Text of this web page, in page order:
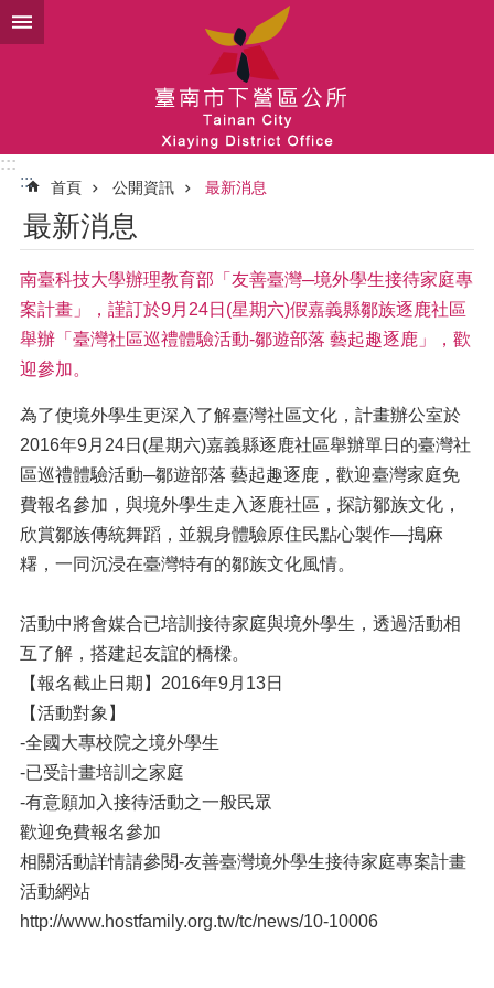
跳到主要內容區塊
:::
:::
首頁 公開資訊 最新消息
最新消息
南臺科技大學辦理教育部「友善臺灣─境外學生接待家庭專
案計畫」，謹訂於9月24日(星期六)假嘉義縣鄒族逐鹿社區
舉辦「臺灣社區巡禮體驗活動-鄒遊部落 藝起趣逐鹿」，歡
迎參加。
為了使境外學生更深入了解臺灣社區文化，計畫辦公室於
2016年9月24日(星期六)嘉義縣逐鹿社區舉辦單日的臺灣社
區巡禮體驗活動─鄒遊部落 藝起趣逐鹿，歡迎臺灣家庭免
費報名參加，與境外學生走入逐鹿社區，探訪鄒族文化，
欣賞鄒族傳統舞蹈，並親身體驗原住民點心製作—搗麻
糬，一同沉浸在臺灣特有的鄒族文化風情。
活動中將會媒合已培訓接待家庭與境外學生，透過活動相
互了解，搭建起友誼的橋樑。
【報名截止日期】2016年9月13日
【活動對象】
-全國大專校院之境外學生
-已受計畫培訓之家庭
-有意願加入接待活動之一般民眾
歡迎免費報名參加
相關活動詳情請參閱-友善臺灣境外學生接待家庭專案計畫
活動網站
http://www.hostfamily.org.tw/tc/news/10-10006